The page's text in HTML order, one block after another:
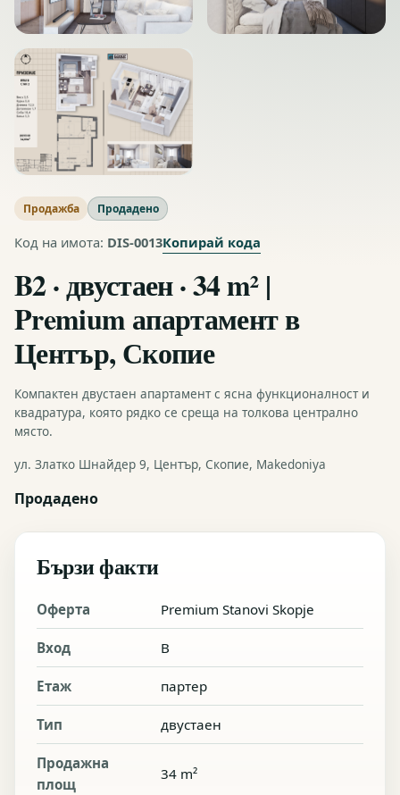
Продажба Продадено
Код на имота: DIS-0013Копирай кода
B2 · двустаен · 34 m² |
Premium апартамент в
Център, Скопие
Компактен двустаен апартамент с ясна функционалност и
квадратура, която рядко се среща на толкова централно
място.
ул. Златко Шнайдер 9, Център, Скопие, Makedoniya
Продадено
Бързи факти
Оферта Premium Stanovi Skopje
Вход B
Етаж партер
Тип двустаен
Продажна
площ
34 m²